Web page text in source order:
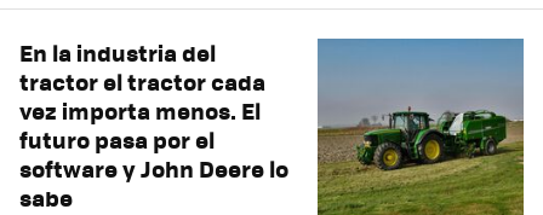
En la industria del
tractor el tractor cada
vez importa menos. El
futuro pasa por el
software y John Deere lo
sabe